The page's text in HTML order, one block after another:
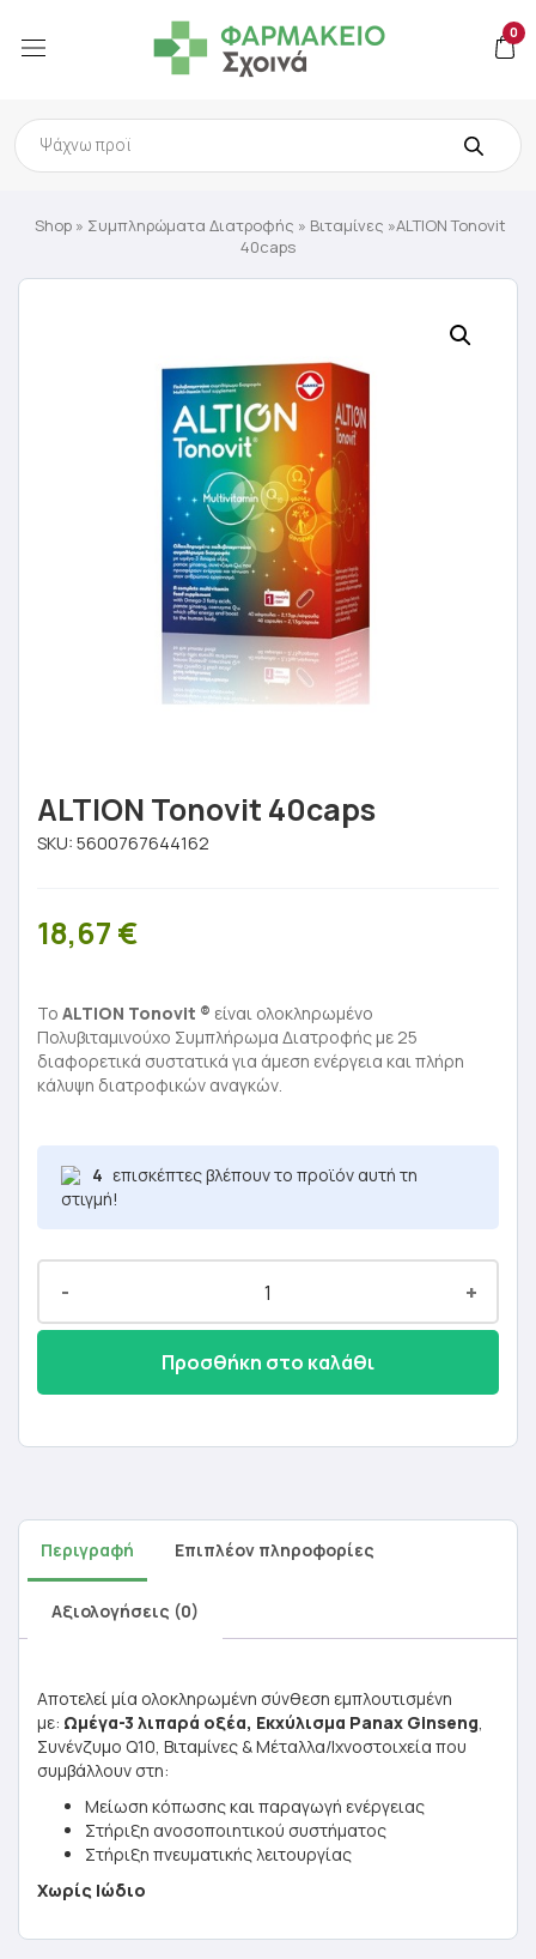
0
Products
search
Shop » Συμπληρώματα Διατροφής » Βιταμίνες »ALTION Tonovit
40caps
ALTION Tonovit 40caps
SKU: 5600767644162
18,67 €
Το ALTION Tonovit ® είναι ολοκληρωμένο
Πολυβιταμινούχο Συμπλήρωμα Διατροφής με 25
διαφορετικά συστατικά για άμεση ενέργεια και πλήρη
κάλυψη διατροφικών αναγκών.
4 επισκέπτες βλέπουν το προϊόν αυτή τη
στιγμή!
- +
Προσθήκη στο καλάθι
Περιγραφή Επιπλέον πληροφορίες
Αξιολογήσεις (0)
Αποτελεί μία ολοκληρωμένη σύνθεση εμπλουτισμένη
με: Ωμέγα-3 λιπαρά οξέα, Εκχύλισμα Panax Ginseng,
Συνένζυμο Q10, Βιταμίνες & Μέταλλα/Ιχνοστοιχεία που
συμβάλλουν στη:
Μείωση κόπωσης και παραγωγή ενέργειας
Στήριξη ανοσοποιητικού συστήματος
Στήριξη πνευματικής λειτουργίας
Χωρίς Ιώδιο